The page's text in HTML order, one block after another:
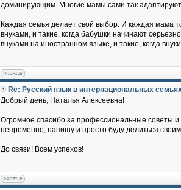
доминирующим. Многие мамы сами так
Каждая семья делает свой выбор. И каждая мама
внуками, и такие, когда бабушки начинают
внуками на иностранном языке, и такие, когда
Re: Русский язык в интернациональных
Добрый день, Наталья Алексеевна!
Огромное спасибо за профессиональные советы
непременно, напишу и просто буду делиться
До связи! Всем успехов!